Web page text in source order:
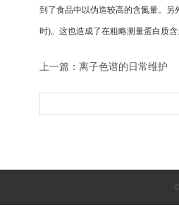
到了食品中以伪造较高的含氮量。
时)。这也造成了在粗略测量蛋白质
上一篇： 离子色谱的日常维护